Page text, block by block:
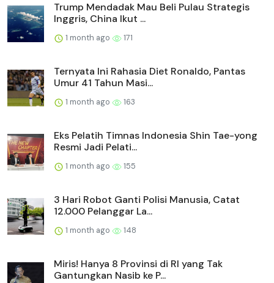
Trump Mendadak Mau Beli Pulau Strategis
Inggris, China Ikut ...
1 month ago 171
Ternyata Ini Rahasia Diet Ronaldo, Pantas
Umur 41 Tahun Masi...
1 month ago 163
Eks Pelatih Timnas Indonesia Shin Tae-yong
Resmi Jadi Pelati...
1 month ago 155
3 Hari Robot Ganti Polisi Manusia, Catat
12.000 Pelanggar La...
1 month ago 148
Miris! Hanya 8 Provinsi di RI yang Tak
Gantungkan Nasib ke P...